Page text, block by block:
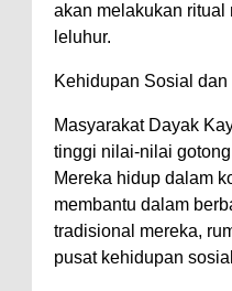
akan melakukan ritual
leluhur.
Kehidupan Sosial dan
Masyarakat Dayak
tinggi nilai-nilai
Mereka hidup dalam
membantu dalam
tradisional mereka,
pusat kehidupan